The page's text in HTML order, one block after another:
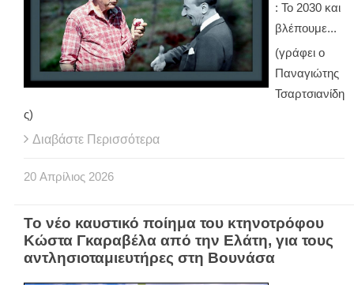
: Το 2030 και
βλέπουμε...
(γράφει ο
Παναγιώτης
Τσαρτσιανίδη
ς)
Διαβάστε Περισσότερα
20 Απρίλιος 2026
Το νέο καυστικό ποίημα του κτηνοτρόφου
Κώστα Γκαραβέλα από την Ελάτη, για τους
αντλησιοταμιευτήρες στη Βουνάσα